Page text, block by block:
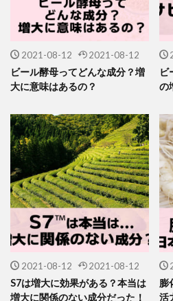
2021-08-12 2021-08-12
ビール酵母ってどんな成分？増
大に意味はあるの？
ビ
の
2021-08-12 2021-08-12
S7は増大に効果がある？本当は
増大に関係のない成分だった！
膨
活